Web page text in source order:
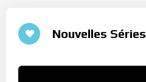
Nouvelles Séries